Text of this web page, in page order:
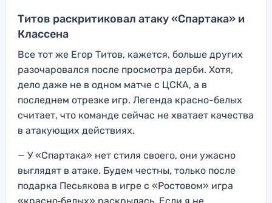
Титов раскритиковал атаку «Спартака» и
Классена
Все тот же Егор Титов, кажется, больше других
разочаровался после просмотра дерби. Хотя,
дело даже не в одном матче с ЦСКА, а в
последнем отрезке игр. Легенда красно-белых
считает, что команде сейчас не хватает качества
в атакующих действиях.
— У «Спартака» нет стиля своего, они ужасно
выглядят в атаке. Будем честны, только после
подарка Песьякова в игре с «Ростовом» игра